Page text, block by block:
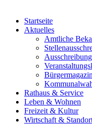
Startseite
Aktuelles
Amtliche
Bürgermagazin
Rathaus & Service
Leben & Wohnen
Freizeit & Kultur
Wirtschaft &